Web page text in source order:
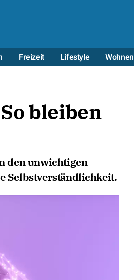
Freizeit Lifestyle Wohnen
bleiben
den unwichtigen
Selbstverständlichkeit.